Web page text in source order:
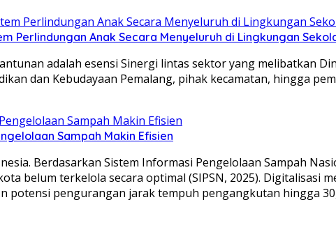
Perlindungan Anak Secara Menyeluruh di Lingkungan
adalah esensi Sinergi lintas sektor yang melibatkan
dan Kebudayaan Pemalang, pihak kecamatan, hingga
Sampah Makin Efisien
Berdasarkan Sistem Informasi Pengelolaan Sampah
belum terkelola secara optimal (SIPSN, 2025). Digitalisasi
pengurangan jarak tempuh pengangkutan hingga